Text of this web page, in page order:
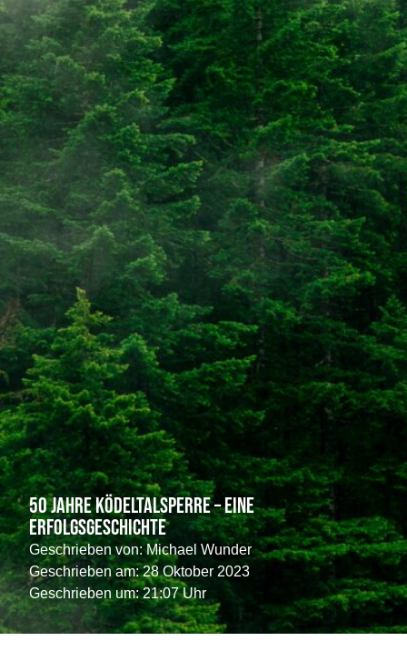
50 Jahre Ködeltalsperre – eine
Erfolgsgeschichte
Geschrieben von:Michael Wunder
Geschrieben am: 28 Oktober 2023
Geschrieben um: 21:07 Uhr